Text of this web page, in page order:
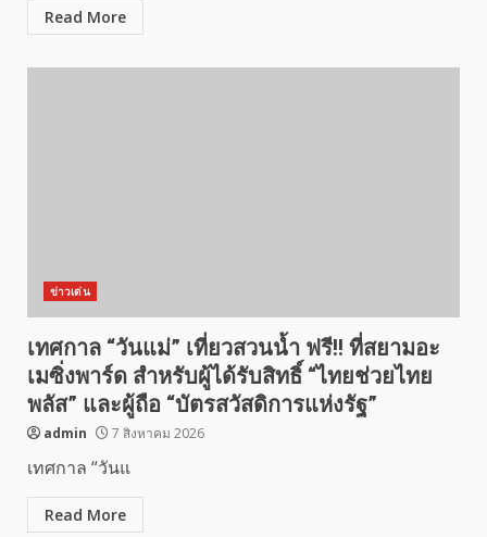
Read More
ข่าวเด่น
เทศกาล “วันแม่” เที่ยวสวนน้ำ ฟรี!! ที่สยามอะ
เมซิ่งพาร์ด สำหรับผู้ได้รับสิทธิ์ “ไทยช่วยไทย
พลัส” และผู้ถือ “บัตรสวัสดิการแห่งรัฐ”
admin 7 สิงหาคม 2026
เทศกาล “วันแ
Read More